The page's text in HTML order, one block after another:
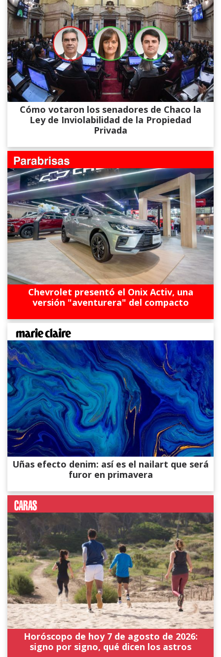
Cómo votaron los senadores de Chaco la
Ley de Inviolabilidad de la Propiedad
Privada
Chevrolet presentó el Onix Activ, una
versión "aventurera" del compacto
Uñas efecto denim: así es el nailart que será
furor en primavera
Horóscopo de hoy 7 de agosto de 2026:
signo por signo, qué dicen los astros